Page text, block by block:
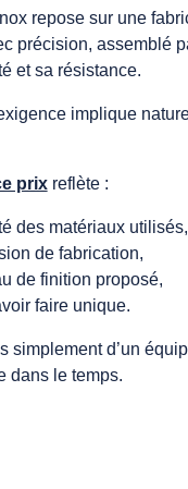
repose sur une
précision, assemblé
et sa résistance.
implique
prixreflète :
des matériaux utilisés,
de fabrication,
de finition proposé,
faire unique.
simplement d’un
dans le temps.